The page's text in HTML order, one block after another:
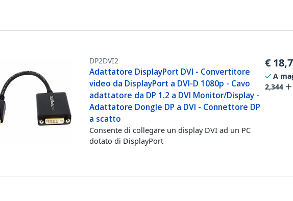
DP2DVI2
Adattatore DisplayPort DVI - Convertitore
video da DisplayPort a DVI-D 1080p - Cavo
adattatore da DP 1.2 a DVI Monitor/Display -
Adattatore Dongle DP a DVI - Connettore DP
a scatto
Consente di collegare un display DVI ad un PC
dotato di DisplayPort
€
A
2,344